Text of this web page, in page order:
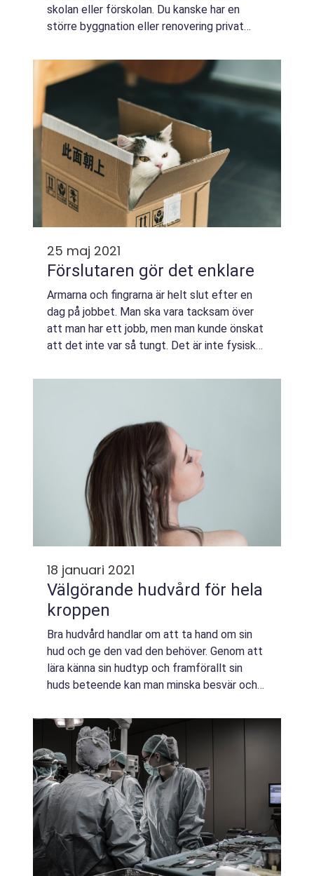
skolan eller förskolan. Du kanske har en
större byggnation eller renovering privat
en bra och stabil plats för de som ska...
25 maj 2021
Förslutaren gör det enklare
Armarna och fingrarna är helt slut efter en
dag på jobbet. Man ska vara tacksam över
att man har ett jobb, men man kunde önskat
att det inte var så tungt. Det är inte fysiskt
Antagligen då man står och gör sa...
18 januari 2021
Välgörande hudvård för hela
kroppen
Bra hudvård handlar om att ta hand om sin
hud och ge den vad den behöver. Genom att
lära känna sin hudtyp och framförallt sin
huds beteende kan man minska besvär och
fasta rutiner kan man tydligt märka om...